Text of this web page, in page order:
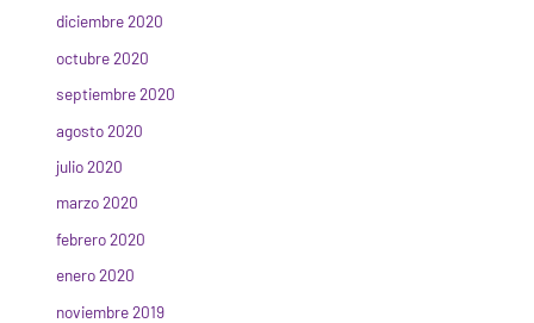
diciembre 2020
octubre 2020
septiembre 2020
agosto 2020
julio 2020
marzo 2020
febrero 2020
enero 2020
noviembre 2019